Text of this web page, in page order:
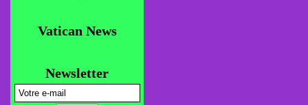
Vatican News
Newsletter